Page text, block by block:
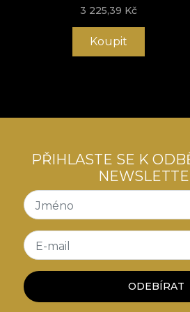
3 225,39 Kč
Koupit
PŘIHLASTE SE K
Jméno
E-mail
ODEBÍRAT